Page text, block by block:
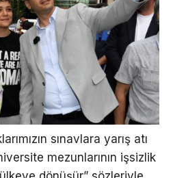
sınavlara yarış atı
mezunlarının işsizlik